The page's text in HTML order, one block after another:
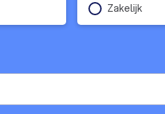
Zakelijk